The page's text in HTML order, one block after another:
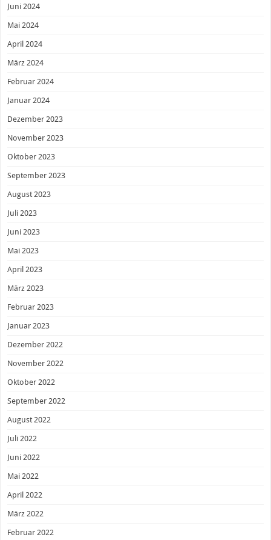
Juni 2024
Mai 2024
April 2024
März 2024
Februar 2024
Januar 2024
Dezember 2023
November 2023
Oktober 2023
September 2023
August 2023
Juli 2023
Juni 2023
Mai 2023
April 2023
März 2023
Februar 2023
Januar 2023
Dezember 2022
November 2022
Oktober 2022
September 2022
August 2022
Juli 2022
Juni 2022
Mai 2022
April 2022
März 2022
Februar 2022